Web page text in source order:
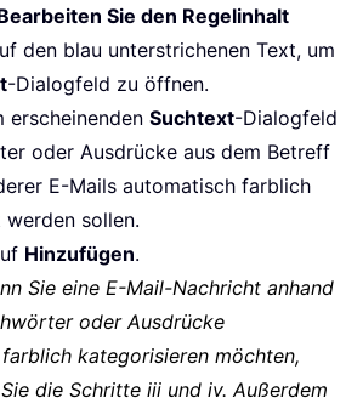
Sie den Regelinhalt
den blau unterstrichenen Text, um
-Dialogfeld zu öffnen.
erscheinenden Suchtext-Dialogfeld
oder Ausdrücke aus dem Betreff
E-Mails automatisch farblich
sollen.
Hinzufügen.
Sie eine E-Mail-Nachricht anhand
oder Ausdrücke
kategorisieren möchten,
die Schritte iii und iv. Außerdem